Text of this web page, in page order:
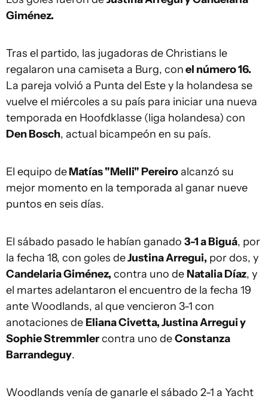
Giménez.
Tras el partido, las jugadoras de Christians le
regalaron una camiseta a Burg, conel número 16.
La pareja volvió a Punta del Este y la holandesa se
vuelve el miércoles a su país para iniciar una nueva
temporada en Hoofdklasse (liga holandesa) con
Den Bosch, actual bicampeón en su país.
El equipo deMatías "Melli" Pereiroalcanzó su
mejor momento en la temporada al ganar nueve
puntos en seis días.
El sábado pasado le habían ganado 3-1 a Biguá, por
la fecha 18, con goles deJustina Arregui, por dos, y
Candelaria Giménez, contra uno de Natalia Díaz, y
el martes adelantaron el encuentro de la fecha 19
ante Woodlands, al que vencieron 3-1 con
anotaciones de Eliana Civetta, Justina Arregui y
Sophie Stremmlercontra uno deConstanza
Barrandeguy.
Woodlands venía de ganarle el sábado 2-1 a Yacht